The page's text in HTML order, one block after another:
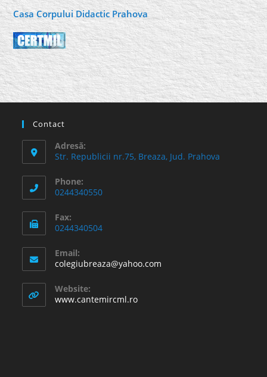
Casa Corpului Didactic Prahova
Contact
Adresă:
Str. Republicii nr.75, Breaza, Jud. Prahova
Phone:
0244340550
Fax:
0244340504
Email:
colegiubreaza@yahoo.com
Website:
www.cantemircml.ro